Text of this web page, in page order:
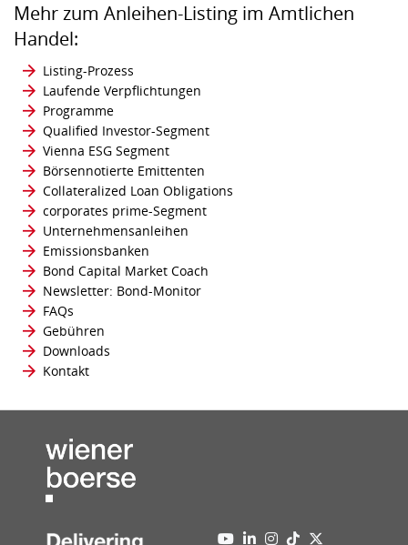
Mehr zum Anleihen-Listing im Amtlichen
Handel:
Listing-Prozess
Laufende Verpflichtungen
Programme
Qualified Investor-Segment
Vienna ESG Segment
Börsennotierte Emittenten
Collateralized Loan Obligations
corporates prime-Segment
Unternehmensanleihen
Emissionsbanken
Bond Capital Market Coach
Newsletter: Bond-Monitor
FAQs
Gebühren
Downloads
Kontakt